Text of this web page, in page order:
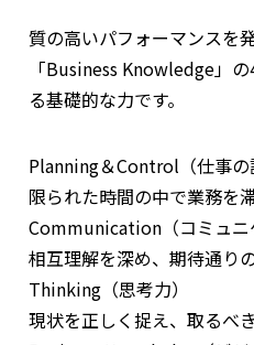
質の高いパフォーマンスを
「Business Knowledge」
る基礎的な力です。
Planning＆Control（仕事の
限られた時間の中で業務を
Communication（コミュニ
相互理解を深め、期待通り
Thinking（思考力）
現状を正しく捉え、取るべ